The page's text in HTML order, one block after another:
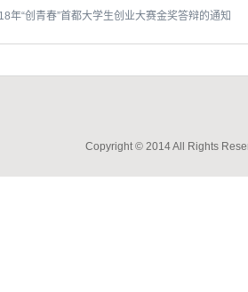
年“创青春”首都大学生创业大赛金奖答辩的通知
Copyright © 2014 All Rights